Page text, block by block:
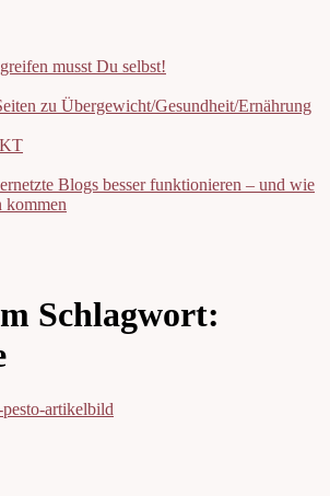
musst Du selbst!
zu Übergewicht/Gesundheit/Ernährung
Blogs besser funktionieren – und wie
kommen
Schlagwort: